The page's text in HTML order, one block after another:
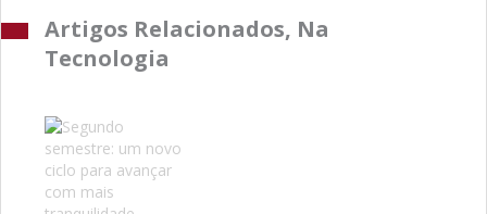
Artigos Relacionados, Na
Tecnologia